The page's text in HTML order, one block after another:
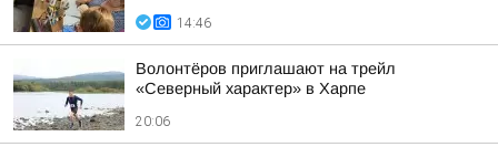
14:46
Волонтёров приглашают на трейл
«Северный характер» в Харпе
20:06